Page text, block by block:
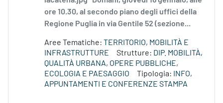
ore 10.30, al secondo piano degli uffici della
Regione Puglia in via Gentile 52 (sezione...
Aree Tematiche: TERRITORIO, MOBILITÀ E
INFRASTRUTTURE
Strutture: DIP. MOBILITÀ,
QUALITÀ URBANA, OPERE PUBBLICHE,
ECOLOGIA E PAESAGGIO
Tipologia:
INFO,
APPUNTAMENTI E CONFERENZE STAMPA